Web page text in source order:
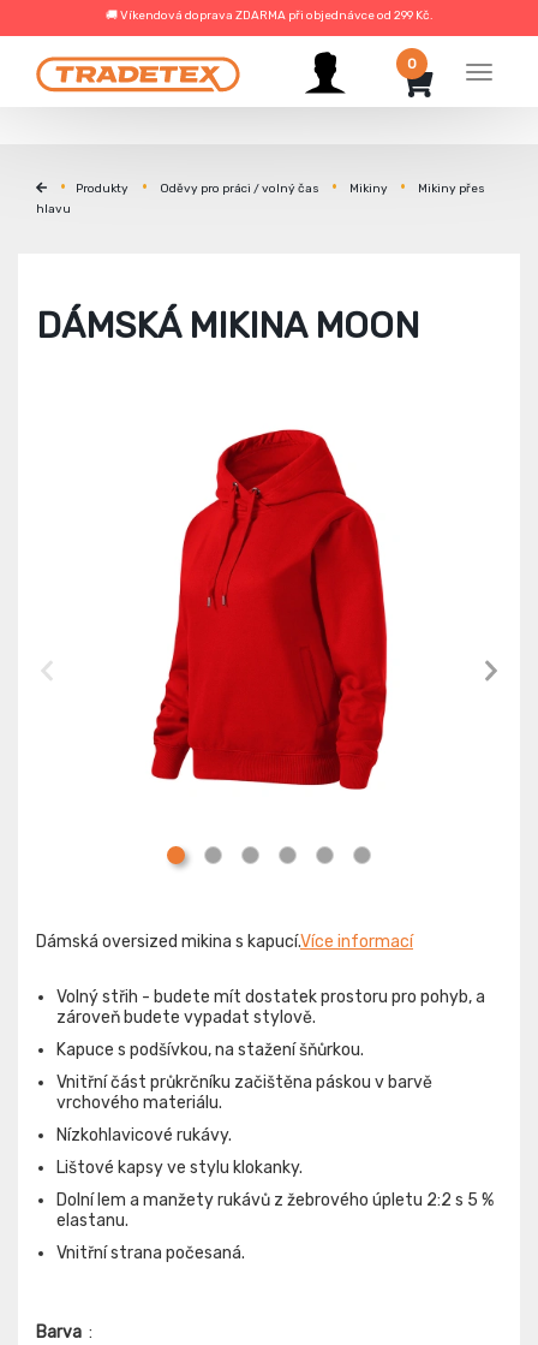
🚚 Víkendová doprava ZDARMA při objednávce od 299 Kč.
Menu
0
Produkty Oděvy pro práci / volný čas Mikiny
Mikiny přes
hlavu
DÁMSKÁ MIKINA MOON
Dámská oversized mikina s kapucí.Více informací
Volný střih - budete mít dostatek prostoru pro pohyb, a
zároveň budete vypadat stylově.
Kapuce s podšívkou, na stažení šňůrkou.
Vnitřní část průkrčníku začištěna páskou v barvě
vrchového materiálu.
Nízkohlavicové rukávy.
Lištové kapsy ve stylu klokanky.
Dolní lem a manžety rukávů z žebrového úpletu 2:2 s 5 %
elastanu.
Vnitřní strana počesaná.
Barva :